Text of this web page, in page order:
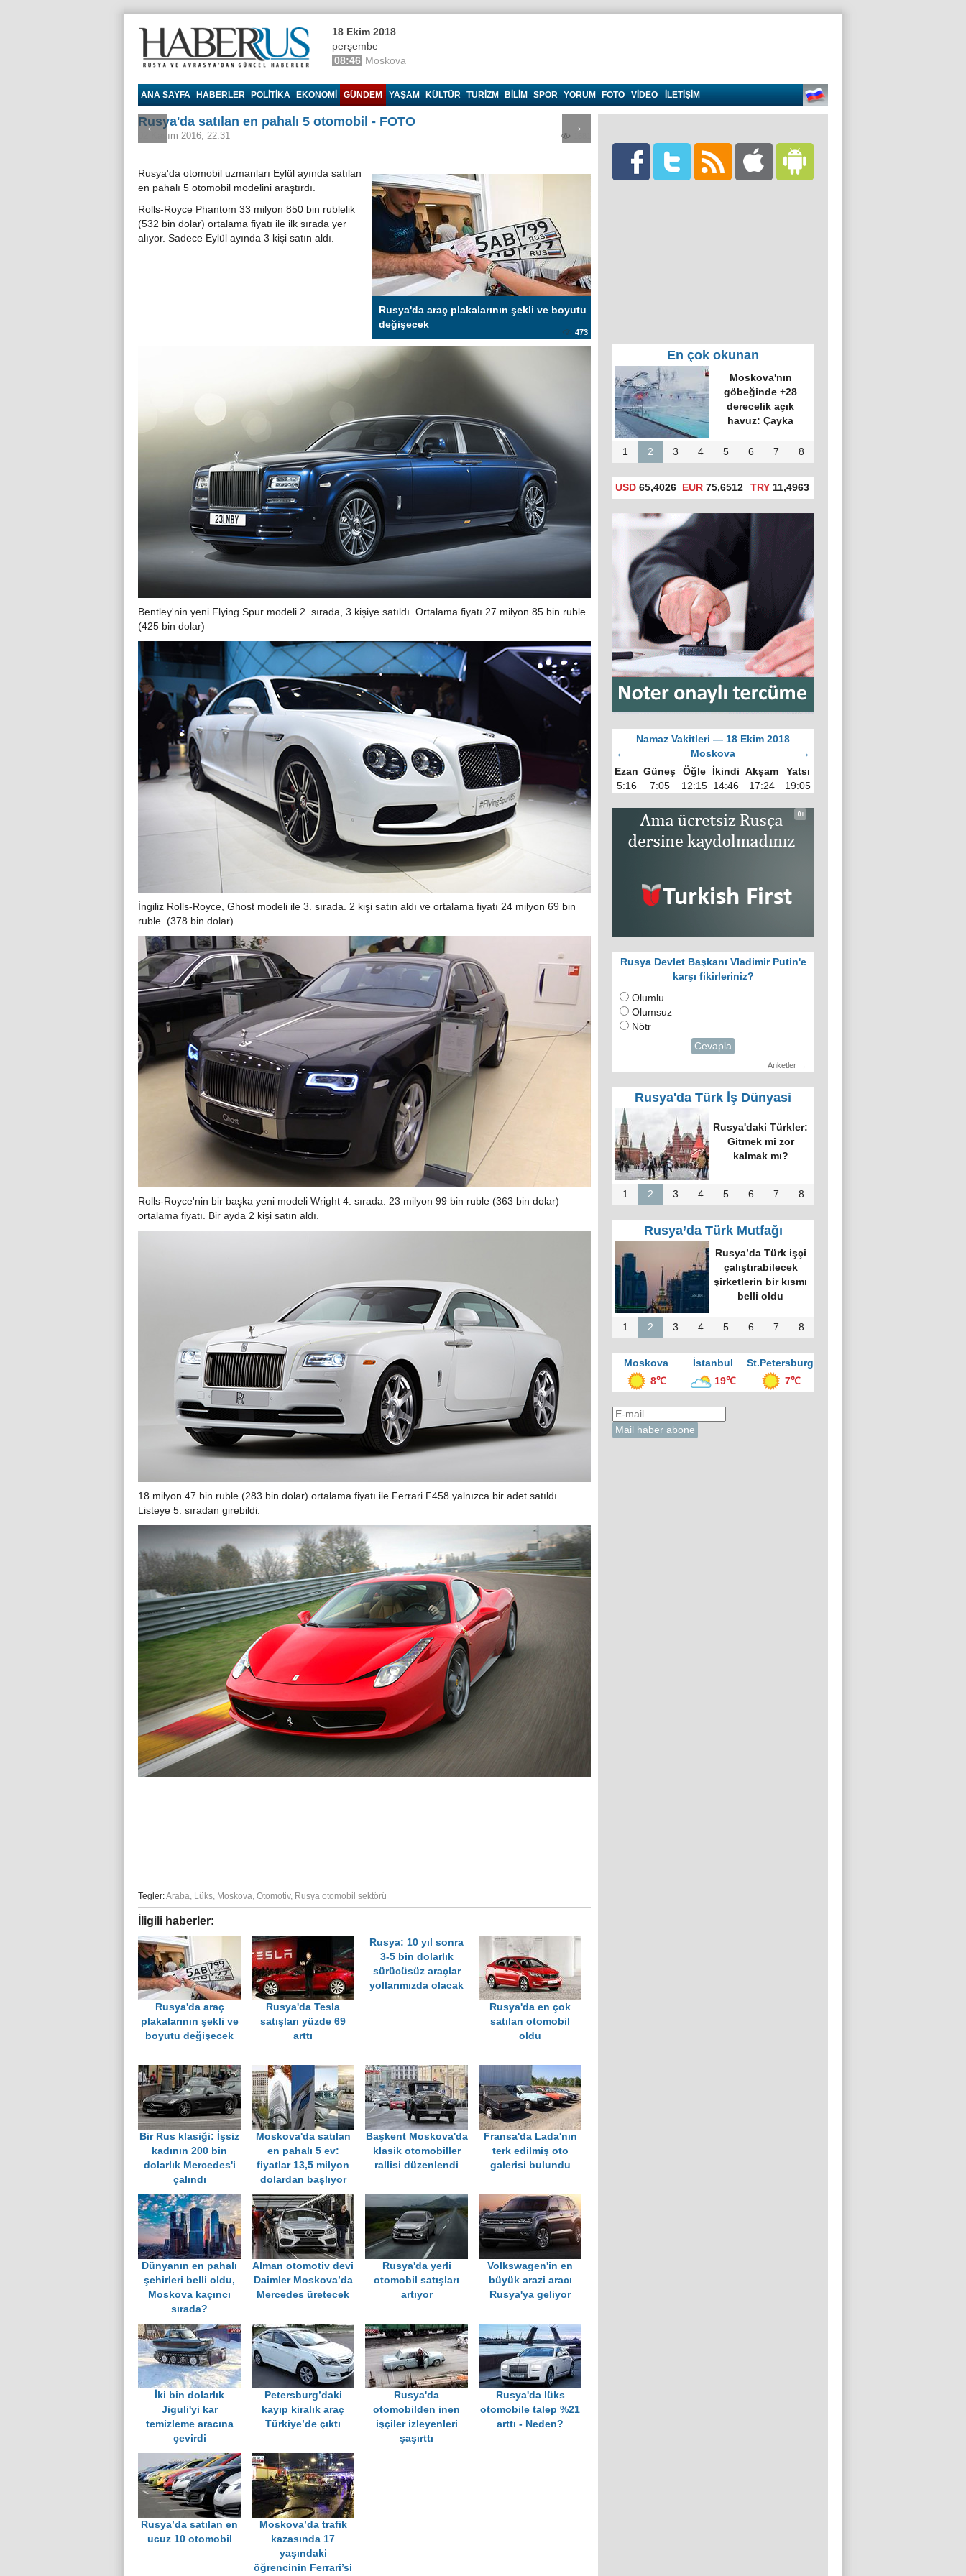
18 Ekim 2018
perşembe
08:46 Moskova
ANA SAYFA HABERLER POLITIKA EKONOMI GÜNDEM YAŞAM KÜLTÜR TURIZM BILIM SPOR YORUM FOTO VIDEO İLETİŞİM
← →
Rusya'da satılan en pahalı 5 otomobil - FOTO
02 Kasım 2016, 22:31
Rusya'da araç plakalarının şekli ve boyutu
değişecek
473
Rusya'da otomobil uzmanları Eylül ayında satılan
en pahalı 5 otomobil modelini araştırdı.
Rolls-Royce Phantom 33 milyon 850 bin rublelik
(532 bin dolar) ortalama fiyatı ile ilk sırada yer
alıyor. Sadece Eylül ayında 3 kişi satın aldı.
Bentley'nin yeni Flying Spur modeli 2. sırada, 3 kişiye satıldı. Ortalama fiyatı 27 milyon 85 bin ruble.
(425 bin dolar)
İngiliz Rolls-Royce, Ghost modeli ile 3. sırada. 2 kişi satın aldı ve ortalama fiyatı 24 milyon 69 bin
ruble. (378 bin dolar)
Rolls-Royce'nin bir başka yeni modeli Wright 4. sırada. 23 milyon 99 bin ruble (363 bin dolar)
ortalama fiyatı. Bir ayda 2 kişi satın aldı.
18 milyon 47 bin ruble (283 bin dolar) ortalama fiyatı ile Ferrari F458 yalnızca bir adet satıldı.
Listeye 5. sıradan girebildi.
Tegler:Araba, Lüks, Moskova, Otomotiv, Rusya otomobil sektörü
İligili haberler:
Rusya'da araç
plakalarının şekli ve
boyutu değişecek
Rusya'da Tesla
satışları yüzde 69
arttı
Rusya: 10 yıl sonra
3-5 bin dolarlık
sürücüsüz araçlar
yollarımızda olacak
Rusya'da en çok
satılan otomobil
oldu
Bir Rus klasiği: İşsiz
kadının 200 bin
dolarlık Mercedes'i
çalındı
Moskova'da satılan
en pahalı 5 ev:
fiyatlar 13,5 milyon
dolardan başlıyor
Başkent Moskova'da
klasik otomobiller
rallisi düzenlendi
Fransa'da Lada'nın
terk edilmiş oto
galerisi bulundu
Dünyanın en pahalı
şehirleri belli oldu,
Moskova kaçıncı
sırada?
Alman otomotiv devi
Daimler Moskova’da
Mercedes üretecek
Rusya'da yerli
otomobil satışları
artıyor
Volkswagen'in en
büyük arazi aracı
Rusya'ya geliyor
İki bin dolarlık
Jiguli'yi kar
temizleme aracına
çevirdi
Petersburg’daki
kayıp kiralık araç
Türkiye’de çıktı
Rusya'da
otomobilden inen
işçiler izleyenleri
şaşırttı
Rusya'da lüks
otomobile talep %21
arttı - Neden?
Rusya’da satılan en
ucuz 10 otomobil
Moskova’da trafik
kazasında 17
yaşındaki
öğrencinin Ferrari’si
En çok okunan
Putin'in tanıttığı 6
yeni silah ve
özellikleri
1 2 3 4 5 6 7 8
USD 65,4026 EUR 75,6512 TRY 11,4963
Namaz Vakitleri — 18 Ekim 2018
←
Moskova
→
Ezan Güneş Öğle İkindi Akşam
Yatsı
5:16
7:05 12:15 14:46 17:24 19:05
Rusya Devlet Başkanı Vladimir Putin'e
karşı fikirleriniz?
Olumlu
Olumsuz
Nötr
Cevapla
Anketler →
Rusya'da Türk İş Dünyasi
RUTID üyeleri ve
Putin’in temsilcisi
Moskova’da bir
araya geldi
1 2 3 4 5 6 7 8
Rusya’da Türk Mutfağı
Moskova’nın en
büyük kültür
merkezinde “Türk
Kahvesi Gecesi”
düzenlendi
1 2 3 4 5 6 7 8
Moskova İstanbul
St.Petersburg
8℃
19℃ 7℃